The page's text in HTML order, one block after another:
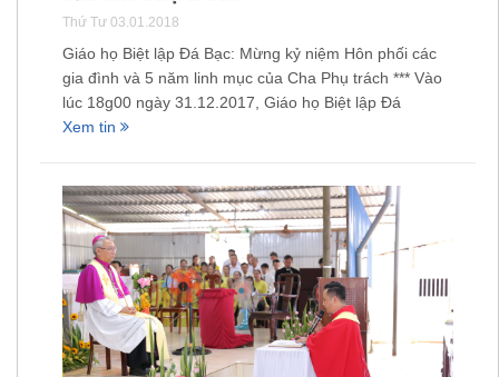
Thứ Tư 03.01.2018
Giáo họ Biệt lập Đá Bạc: Mừng kỷ niệm Hôn phối các
gia đình và 5 năm linh mục của Cha Phụ trách *** Vào
lúc 18g00 ngày 31.12.2017, Giáo họ Biệt lập Đá
Xem tin